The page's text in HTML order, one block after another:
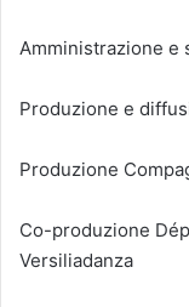
Amministrazione e
Produzione e
Produzione
Co-produzione
Versiliadanza